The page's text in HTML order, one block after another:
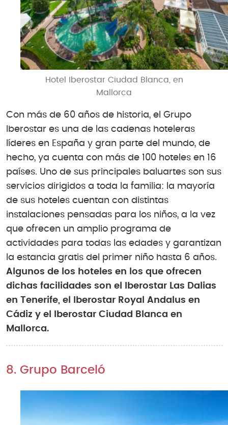
Hotel Iberostar Ciudad Blanca, en
Mallorca
Con más de 60 años de historia, el Grupo
Iberostar es una de las cadenas hoteleras
líderes en España y gran parte del mundo, de
hecho, ya cuenta con más de 100 hoteles en 16
países. Uno de sus principales baluartes son sus
servicios dirigidos a toda la familia: la mayoría
de sus hoteles cuentan con distintas
instalaciones pensadas para los niños, a la vez
que ofrecen un amplio programa de
actividades para todas las edades y garantizan
la estancia gratis del primer niño hasta 6 años.
Algunos de los hoteles en los que ofrecen
dichas facilidades son el Iberostar Las Dalias
en Tenerife, el Iberostar Royal Andalus en
Cádiz y el Iberostar Ciudad Blanca en
Mallorca.
8. Grupo Barceló